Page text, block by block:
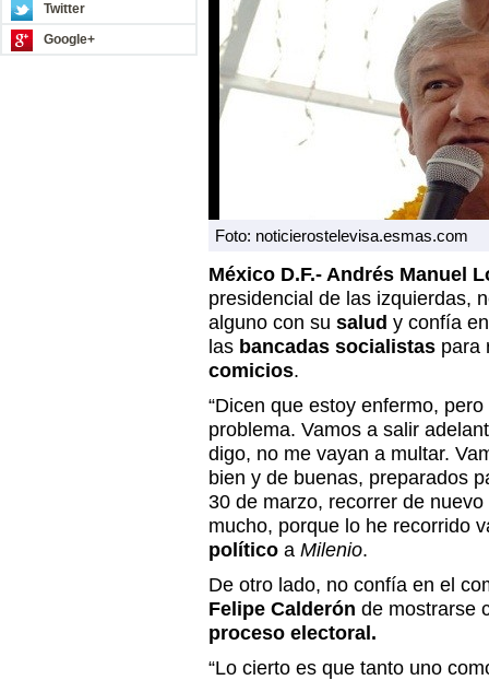
Twitter
Google+
Foto: noticierostelevisa.esmas.com
México D.F.- Andrés Manuel
presidencial de las izquierdas,
alguno con su salud y confía
las bancadas socialistas para
comicios.
“Dicen que estoy enfermo,
problema. Vamos a salir
digo, no me vayan a multar.
bien y de buenas, preparados
30 de marzo, recorrer de
mucho, porque lo he recorrido
político a Milenio.
De otro lado, no confía en el
Felipe Calderón de mostrarse
proceso electoral.
“Lo cierto es que tanto uno